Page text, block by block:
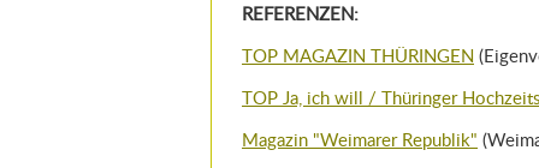
REFERENZEN:
TOP MAGAZIN THÜRINGEN
TOP Ja, ich will / Thüringer
Magazin "Weimarer Republik"